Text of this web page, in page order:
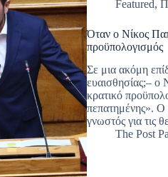
Featured,
Όταν ο Νίκος
προϋπολογισμός
Σε μια ακόμη
ευαισθησίας;– ο
κρατικό
πεπατημένης».
γνωστός για τις
The Post